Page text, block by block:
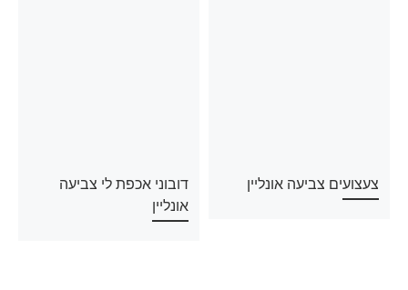
צעצועים צביעה אונליין
דובוני אכפת לי צביעה
אונליין